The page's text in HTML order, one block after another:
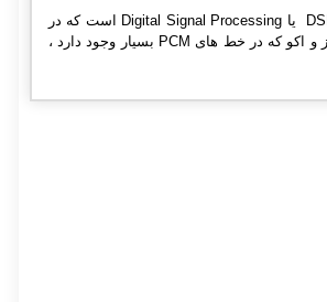
یکی از ویژگی های بسیار بارز و مهم Sangoma A200DE کیفیت بسیار خوب این کارت تلفنی ویپ است . حرف D در انتها به معنی DSP یا Digital Signal Processing است که در
واقع پردازش صدا در کارت با کیفیت بسیار بالا انجام می گیرد که این امر باعث می شود بسیاری از مشکلات کیفیتی صدا از جمله نویز و اکو که در خط های PCM بسیار وجود دارد ،